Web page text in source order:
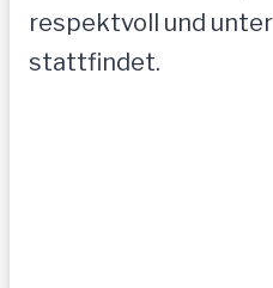
respektvoll und
stattfindet.